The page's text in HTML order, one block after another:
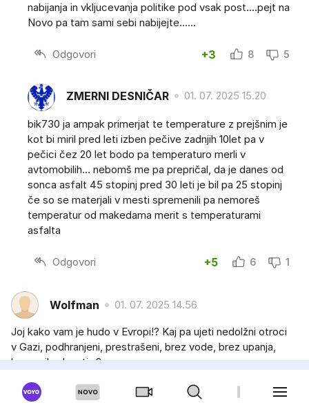
nabijanja in vkljucevanja politike pod vsak post....pejt na
Novo pa tam sami sebi nabijejte......
Odgovori +3 8 5
ZMERNI DESNIČAR 01. 07. 2025 15.20
bik730 ja ampak primerjat te temperature z prejšnim je
kot bi miril pred leti izben pečive zadnjih 10let pa v
pečici čez 20 let bodo pa temperaturo merli v
avtomobilih… nebomš me pa prepričal, da je danes od
sonca asfalt 45 stopinj pred 30 leti je bil pa 25 stopinj
če so se materjali v mesti spremenili pa nemoreš
temperatur od makedama merit s temperaturami
asfalta
Odgovori +5 6 1
Wolfman 01. 07. 2025 14.56
Joj kako vam je hudo v Evropi!? Kaj pa ujeti nedolžni otroci
v Gazi, podhranjeni, prestrašeni, brez vode, brez upanja,
brez prihodnosti...?
Odgovori +3 9